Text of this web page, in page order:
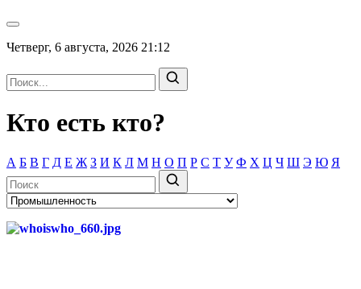
Четверг, 6 августа, 2026 21:12
Кто есть кто?
А Б В Г Д Е Ж З И К Л М Н О П Р С Т У Ф Х Ц Ч Ш Э Ю Я